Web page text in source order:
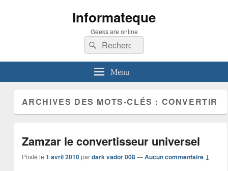
Informateque
Geeks are online
Recherche :
Rechercher
Menu
ARCHIVES DES MOTS-CLÉS : CONVERTIR
Zamzar le convertisseur universel
Posté le 1 avril 2010 pardark vador 008 —Aucun commentaire ↓